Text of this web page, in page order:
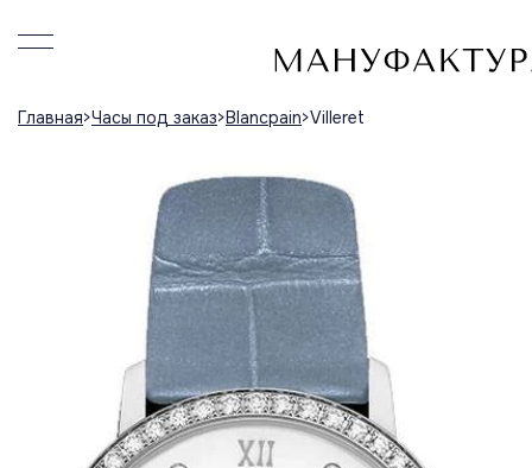
Главная Часы под заказ Blancpain Villeret